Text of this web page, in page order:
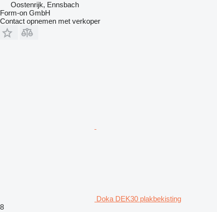
Oostenrijk, Ennsbach
Form-on GmbH
Contact opnemen met verkoper
Doka DEK30 plakbekisting
8